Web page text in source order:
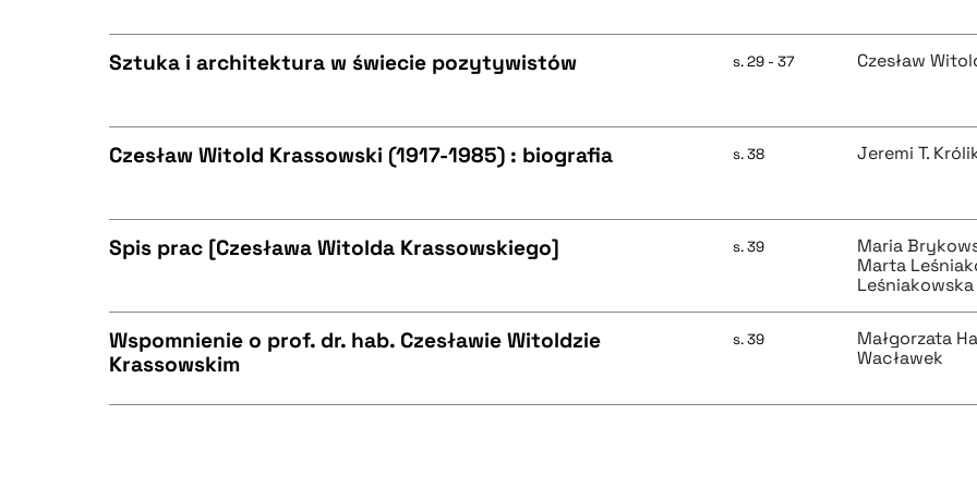
BIBTEX
BIBTEX
BIBTEX
Sztuka i architektura w świecie pozytywistów s. 29 - 37 Czesław
BIBTEX
Czesław Witold Krassowski (1917-1985) : biografia s. 38 Jeremi T.
Spis prac [Czesława Witolda Krassowskiego] s. 39
Maria
Marta
Leśniakowska
Wspomnienie o prof. dr. hab. Czesławie Witoldzie
Krassowskim
s. 39
Małgorzata
Wacławek